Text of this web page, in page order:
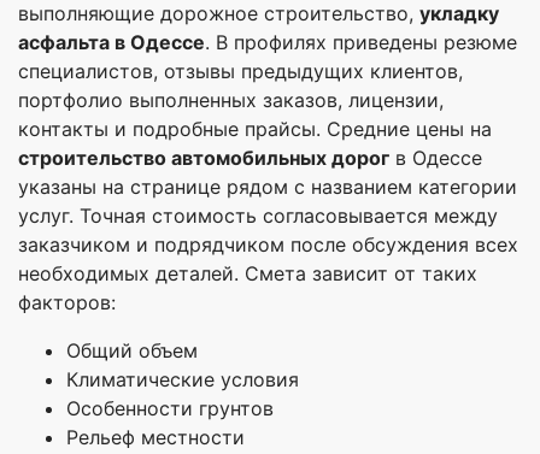
выполняющие дорожное строительство, укладку
асфальта в Одессе. В профилях приведены резюме
специалистов, отзывы предыдущих клиентов,
портфолио выполненных заказов, лицензии,
контакты и подробные прайсы. Средние цены на
строительство автомобильных дорог в Одессе
указаны на странице рядом с названием категории
услуг. Точная стоимость согласовывается между
заказчиком и подрядчиком после обсуждения всех
необходимых деталей. Смета зависит от таких
факторов:
Общий объем
Климатические условия
Особенности грунтов
Рельеф местности